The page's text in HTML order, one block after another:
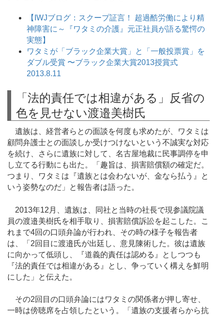
【IWJブログ：スクープ証言！ 超過酷労働により精
神障害に～『ワタミの介護』元正社員が語る驚愕の
実態】
ワタミが「ブラック企業大賞」と「一般投票賞」を
ダブル受賞 〜ブラック企業大賞2013授賞式
2013.8.11
「法的責任では相違がある」反省の
色を見せない渡邉美樹氏
遺族は、経営者らとの面談を何度も求めたが、ワタミは
顧問弁護士との面談しか受けつけないという不誠実な対応
を続け、さらに遺族に対して、名古屋地裁に民事調停を申
し立てる行動にも出た。「趣旨は、損害賠償額の確定だ。
つまり、ワタミは『遺族とは会わないが、金なら払う』と
いう姿勢なのだ」と報告者は語った。
2013年12月、遺族は、同社と当時の社長で現参議院議
員の渡邉美樹氏を相手取り、損害賠償訴訟を起こした。こ
れまで4回の口頭弁論が行われ、その時の様子を報告者
は、「2回目に渡邉氏が出廷し、意見陳術した。彼は遺族
に向かって低頭し、『道義的責任は認める』としつつも
『法的責任では相違がある』とし、争っていく構えを鮮明
にした」と伝えた。
その2回目の口頭弁論にはワタミの関係者が押し寄せ、
一時は傍聴席を占領したという。「遺族の支援者らから抗